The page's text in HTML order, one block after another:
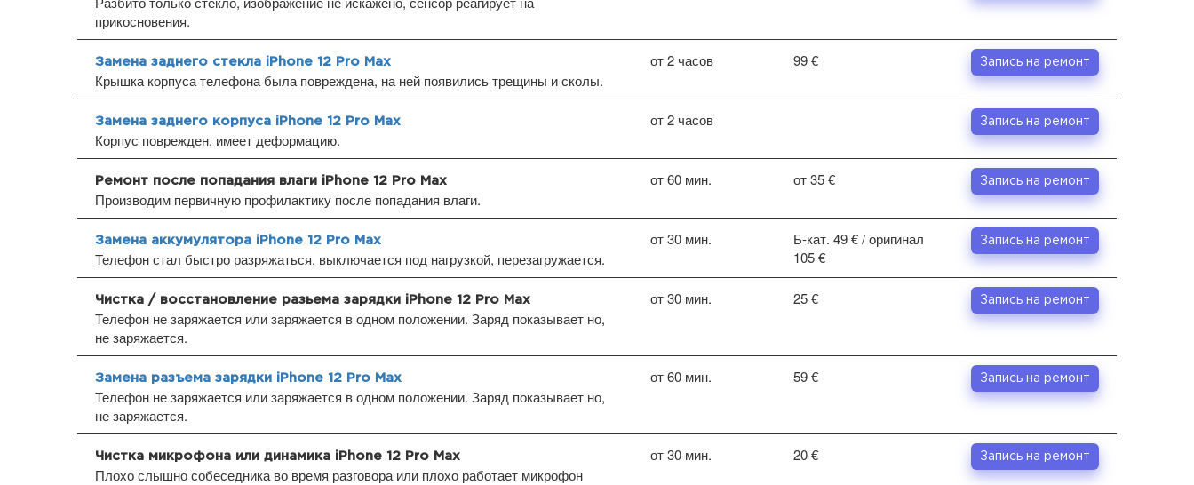
прикосновения.
Замена заднего стекла iPhone 12 Pro Max
Крышка корпуса телефона была повреждена, на ней появились трещины и сколы.
от 2 часов 99 € Запись на ремонт
Замена заднего корпуса iPhone 12 Pro Max
Корпус поврежден, имеет деформацию.
от 2 часов Запись на ремонт
Ремонт после попадания влаги iPhone 12 Pro Max
Производим первичную профилактику после попадания влаги.
от 60 мин. от 35 € Запись на ремонт
Замена аккумулятора iPhone 12 Pro Max
Телефон стал быстро разряжаться, выключается под нагрузкой, перезагружается.
от 30 мин.
Б-кат. 49 € / оригинал
105 €
Запись на ремонт
Чистка / восстановление разьема зарядки iPhone 12 Pro Max
Телефон не заряжается или заряжается в одном положении. Заряд показывает но,
не заряжается.
от 30 мин. 25 € Запись на ремонт
Замена разъема зарядки iPhone 12 Pro Max
Телефон не заряжается или заряжается в одном положении. Заряд показывает но,
не заряжается.
от 60 мин. 59 € Запись на ремонт
Чистка микрофона или динамика iPhone 12 Pro Max
Плохо слышно собеседника во время разговора или плохо работает микрофон
от 30 мин. 20 € Запись на ремонт